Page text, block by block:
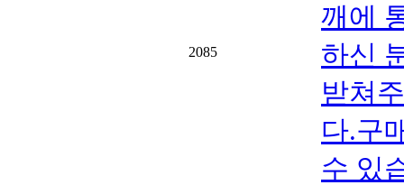
2085
깨에
하신
받쳐
다.구
수 있